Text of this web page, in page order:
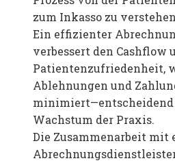
zum Inkasso zu
Ein effizienter
verbessert den Cashflow
Patientenzufriedenheit,
Ablehnungen und
Wachstum der Praxis.
Die Zusammenarbeit mit